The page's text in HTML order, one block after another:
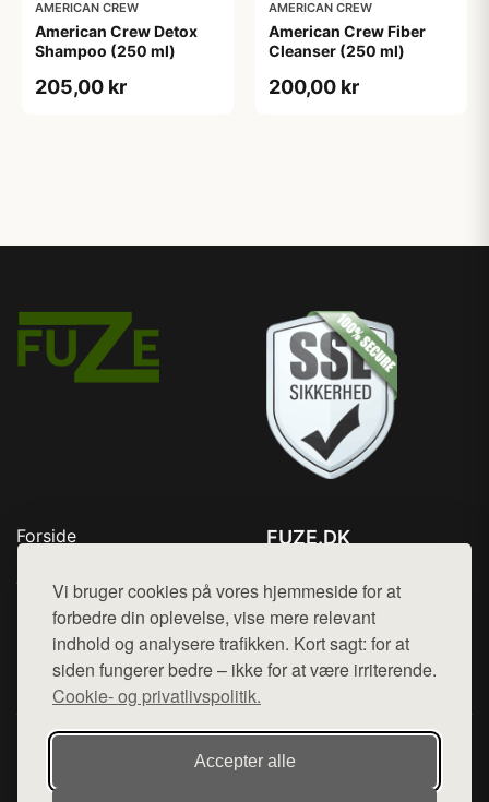
Vi bruger cookies på vores hjemmeside for at
forbedre din oplevelse, vise mere relevant
indhold og analysere trafikken. Kort sagt: for at
siden fungerer bedre – ikke for at være irriterende.
Cookie- og privatlivspolitik.
Accepter alle
AMERICAN CREW
American Crew Detox
Shampoo (250 ml)
205,00 kr
AMERICAN CREW
American Crew Fiber
Cleanser (250 ml)
200,00 kr
Forside
Top Rabatter
Kontakt
FUZE.DK
Mail: hej@want.dk
Cookie- og privatlivspolitik
Denne side er en del af want.dk, der udgiver en række
hjemmesider med præsentation af forskellige produkter fra